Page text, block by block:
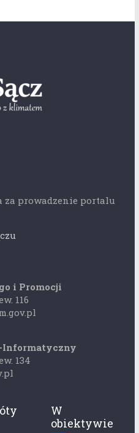
prowadzenie portalu
i Promocji
116
Informatyczny
134
W
obiektywie